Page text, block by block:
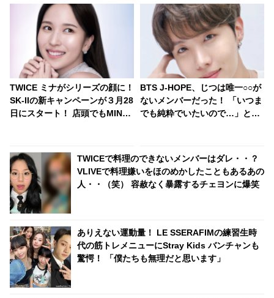
TWICE ミナがシリーズの顔に！
SK-IIの新キャンペーンが３月28
日にスタート！ 店頭でもMINA
BTS J-HOPE、じつは唯一○○が
ないメンバーだった！ 「いつま
でも純粋でいたいので…」とい
えたかわいすぎるやりとりにフ
ァン爆笑
TWICEで料理のできないメンバーはダレ・・？
VLIVEで料理嫌いをほのめかしたこともあるあの
人・・（笑） 容赦なく暴露するチェヨンに爆笑
ありえない運動量！ LE SSERAFIMの練習生時
代の筋トレメニューにStray Kids バンチャンも
驚愕！ 「僕たちも無理だと思います」